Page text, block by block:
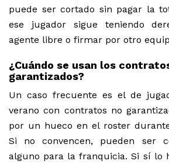
puede ser cortado sin pagar la
ese jugador sigue teniendo
agente libre o firmar por otro
¿Cuándo se usan los
garantizados?
Un caso frecuente es el de
verano con contratos no
por un hueco en el roster
Si no convencen, pueden ser
alguno para la franquicia. Si sí lo